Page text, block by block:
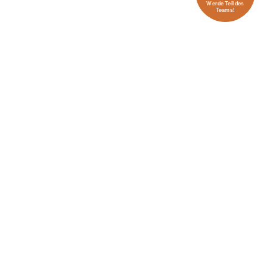
Werde Teil des
Teams!